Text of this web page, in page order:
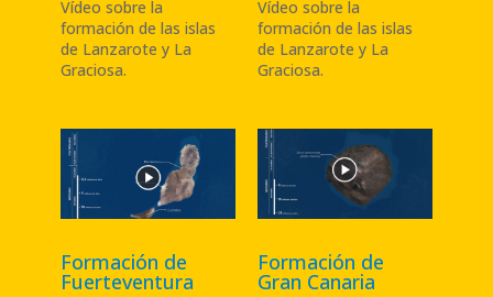
Vídeo sobre la
formación de las islas
de Lanzarote y La
Graciosa.
Vídeo sobre la
formación de las islas
de Lanzarote y La
Graciosa.
Formación de
Fuerteventura
Formación de
Gran Canaria